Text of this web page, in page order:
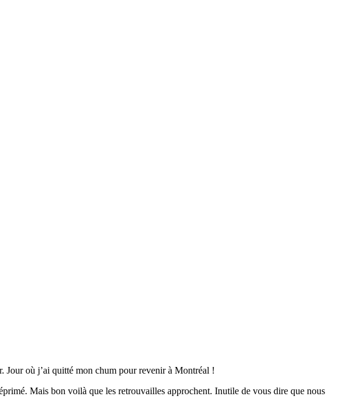
Jour où j’ai quitté mon chum pour revenir à Montréal !
Mais bon voilà que les retrouvailles approchent. Inutile de vous dire que nous